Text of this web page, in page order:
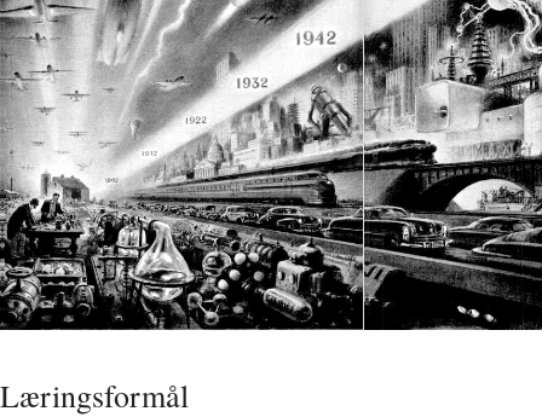
Læringsformål